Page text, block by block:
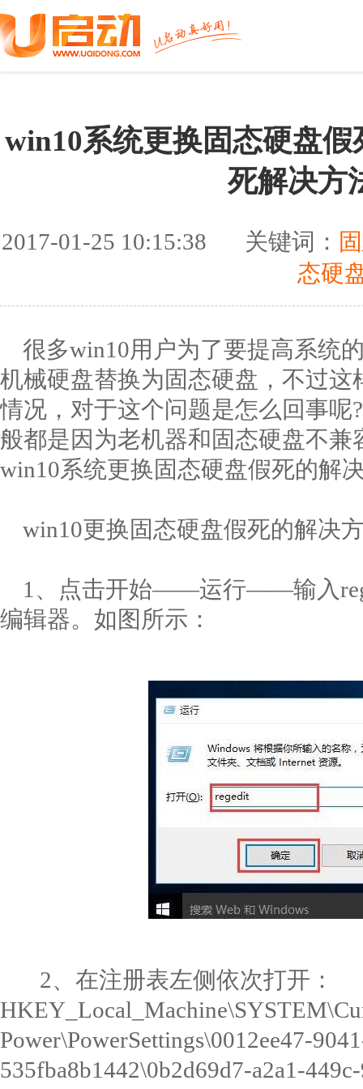
win10系统更换固态硬盘
死解决方
2017-01-25 10:15:38 关键词：
态硬
很多win10用户为了要提高系统
机械硬盘替换为固态硬盘，不过
情况，对于这个问题是怎么回事呢
般都是因为老机器和固态硬盘不
win10系统更换固态硬盘假死的解
win10更换固态硬盘假死的解决
1、点击开始——运行——输入
编辑器。如图所示：
2、在注册表左侧依次打开：
Power\PowerSettings\0012ee47-
535fba8b1442\0b2d69d7-a2a1-